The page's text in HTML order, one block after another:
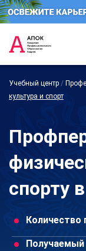
Учебный центр /
культура и спорт
спорту
Количество